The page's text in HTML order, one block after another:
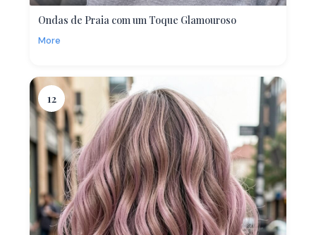
Ondas de Praia com um Toque Glamouroso
More
12